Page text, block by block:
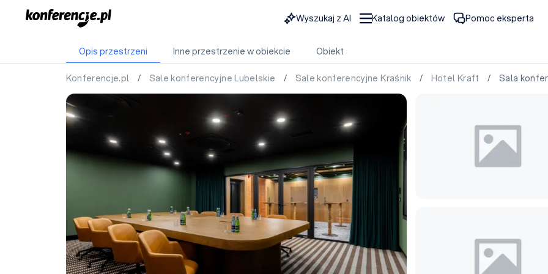
Wyszukaj z AI Katalog obiektów Pomoc eksperta
Opis przestrzeni Inne przestrzenie w obiekcie Obiekt
Konferencje.pl / Sale konferencyjne Lubelskie / Sale konferencyjne Kraśnik / Hotel Kraft / Sala